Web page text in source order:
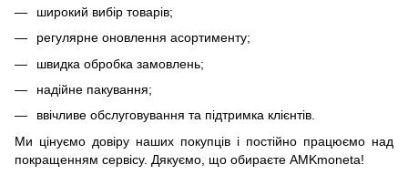
широкий вибір товарів;
регулярне оновлення асортименту;
швидка обробка замовлень;
надійне пакування;
ввічливе обслуговування та підтримка клієнтів.
Ми цінуємо довіру наших покупців і постійно працюємо над
покращенням сервісу. Дякуємо, що обираєте AMKmoneta!